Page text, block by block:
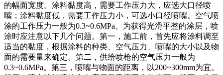
的幅面宽度。涂料黏度高，需要工作压力大，应选大口径喷
嘴；涂料黏度低，需要工作压力小，可选小口径喷嘴。空气喷
涂的工作压力一般为0.3~0.6MPa。为获得光滑平整的涂层，喷
涂时应注意以下几个问题。第一，施工前，首先应将涂料调至
适当的黏度，根据涂料的种类、空气压力、喷嘴的大小以及物
面的需要量来确定。第二，供给喷枪的空气压力一般为
0.3~0.6MPa。第三，喷嘴与物面的距离，以200~300mm为宜。